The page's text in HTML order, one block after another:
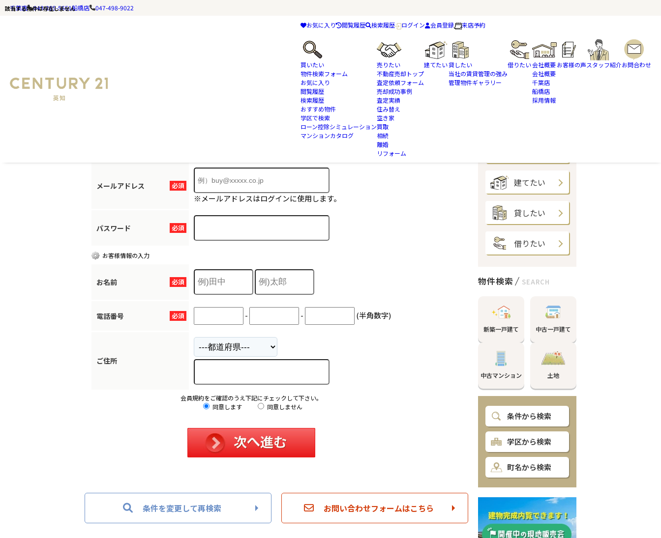
該当する物件は存在しません
千葉店 043-285-5651船橋店 047-498-9022
お気に入り 閲覧履歴 検索履歴 ログイン 会員登録 来店予約
買いたい
物件検索フォーム
お気に入り
閲覧履歴
検索履歴
おすすめ物件
学区で検索
ローン控除シミュレーション
マンションカタログ
売りたい
不動産売却トップ
査定依頼フォーム
売却成功事例
査定実績
住み替え
空き家
買取
相続
離婚
リフォーム
建てたい貸したい
当社の賃貸管理の強み
管理物件ギャラリー
借りたい会社概要
会社概要
千葉店
船橋店
採用情報
お客様の声スタッフ紹介お問合わせ
お探しの物件はご成約済みとなっております。
ホームページに掲載されていない物件も多数ございます。
お手数ですが、会員登録フォームよりお問合せ下さい。
必須
メールアドレス
※メールアドレスはログインに使用します。
必須
パスワード
お客様情報の入力
必須
お名前
必須
電話番号 - - (半角数字)
ご住所
会員規約をご確認のうえ下記にチェックして下さい。
同意します
同意しません
条件を変更して再検索 お問い合わせフォームはこちら
建てたい
貸したい
借りたい
物件検索 SEARCH
新築一戸建て 中古一戸建て
中古マンション 土地
条件から検索
学区から検索
町名から検索